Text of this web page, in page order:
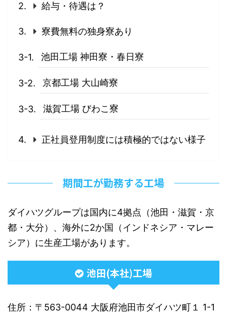
給与・待遇は？
寮費無料の独身寮あり
池田工場 神田寮・春日寮
京都工場 大山崎寮
滋賀工場 びわこ寮
正社員登用制度には積極的ではない様子
期間工が勤務する工場
ダイハツグループは国内に4拠点（池田・滋賀・京
都・大分）、海外に2か国（インドネシア・マレー
シア）に生産工場があります。
池田(本社)工場
住所：〒563-0044 大阪府池田市ダイハツ町１ 1-1